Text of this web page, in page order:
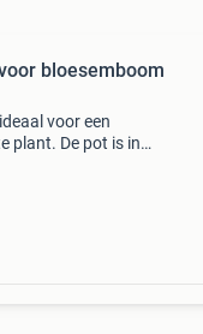
bloesemboom
voor een
plant. De pot is in